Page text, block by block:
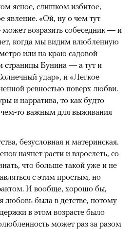
ясное, слишком избитое,
явление. «Ой, ну о чем тут
возразить собеседник — и
когда мы видим влюбленную
или на краю садовой
страницы Бунина — а тут и
удар», и «Легкое
ревностью поверх любви.
и нарратива, то как будто
то важным для выживания
безусловная и материнская.
начнет расти и взрослеть, со
что больше такой уже и не
с этим простым, но
И вообще, хорошо бы,
любовь была в детстве, потому
в этом возрасте было
может раз за разом